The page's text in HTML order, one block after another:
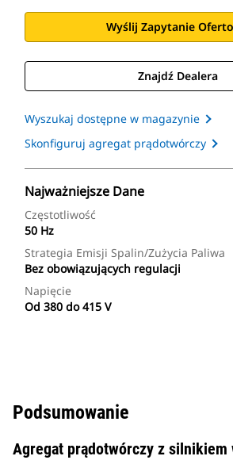
Wyślij Zapytanie
Znajdź Dealera
Wyszukaj dostępne w magazynie
Skonfiguruj agregat prądotwórczy
Najważniejsze Dane
Częstotliwość
50 Hz
Strategia Emisji Spalin/zużycia Paliwa
Bez obowiązujących regulacji
Napięcie
Od 380 do 415 V
Podsumowanie
Agregat prądotwórczy z silnikiem